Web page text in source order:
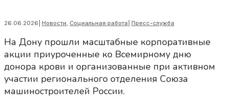
26.06.2026 Новости, Социальная работа Пресс-служба
На Дону прошли масштабные корпоративные
акции приуроченные ко Всемирному дню
донора крови и организованные при активном
участии регионального отделения Союза
машиностроителей России.